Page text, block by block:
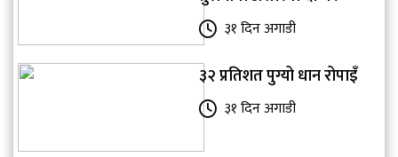
३१ दिन अगाडी
३२ प्रतिशत पुग्यो धान रोपाइँ
३१ दिन अगाडी